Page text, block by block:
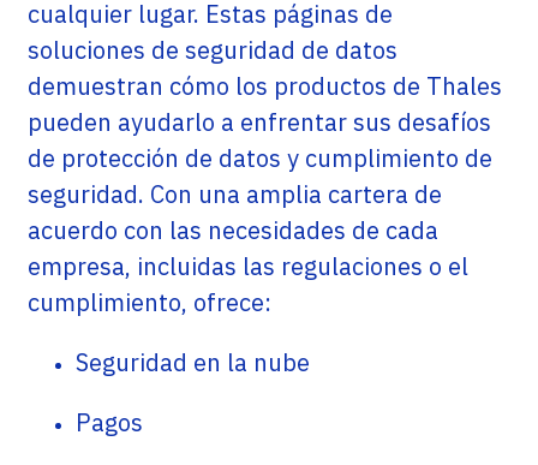
cualquier lugar. Estas páginas de
soluciones de seguridad de datos
demuestran cómo los productos de Thales
pueden ayudarlo a enfrentar sus desafíos
de protección de datos y cumplimiento de
seguridad. Con una amplia cartera de
acuerdo con las necesidades de cada
empresa, incluidas las regulaciones o el
cumplimiento, ofrece:
Seguridad en la nube
Pagos